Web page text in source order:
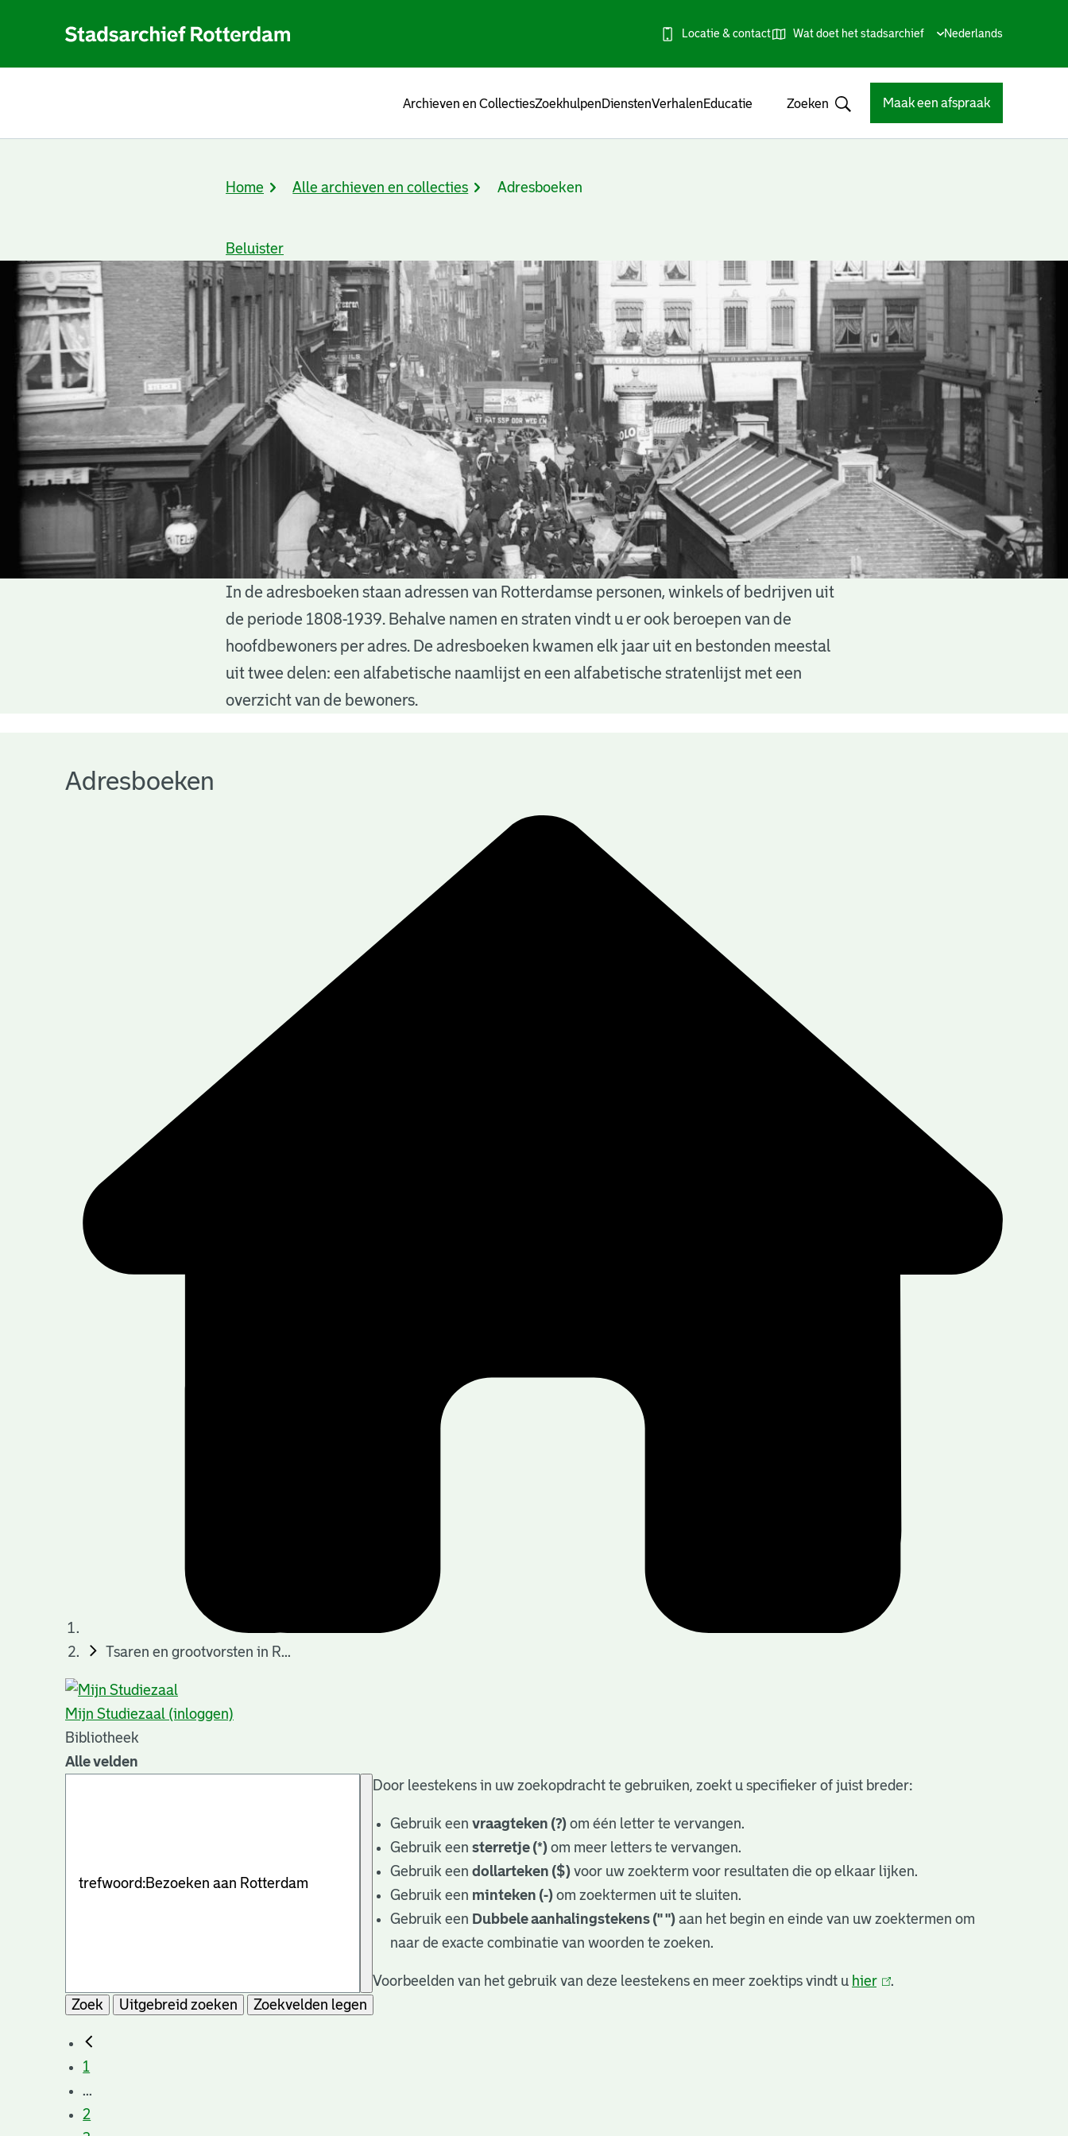
Locatie & contact Wat doet het stadsarchief
Huidige
Nederlands
Archieven en CollectiesZoekhulpenDienstenVerhalenEducatie Zoeken Maak een afspraak
Kruimelpad
Home Alle archieven en collecties Adresboeken
Beluister
AdresboekenIn de adresboeken staan adressen van Rotterdamse personen, winkels of bedrijven uit
de periode 1808-1939. Behalve namen en straten vindt u er ook beroepen van de
hoofdbewoners per adres. De adresboeken kwamen elk jaar uit en bestonden meestal
uit twee delen: een alfabetische naamlijst en een alfabetische stratenlijst met een
overzicht van de bewoners.
Adresboeken
Tsaren en grootvorsten in R...
Mijn Studiezaal (inloggen)
Bibliotheek
Alle velden
Door leestekens in uw zoekopdracht te gebruiken, zoekt u specifieker of juist breder:
Gebruik eenvraagteken (?) om één letter te vervangen.
Gebruik eensterretje (*) om meer letters te vervangen.
Gebruik eendollarteken ($) voor uw zoekterm voor resultaten die op elkaar lijken.
Gebruik een minteken (-) om zoektermen uit te sluiten.
Gebruik een Dubbele aanhalingstekens (" ") aan het begin en einde van uw zoektermen om
naar de exacte combinatie van woorden te zoeken.
Voorbeelden van het gebruik van deze leestekens en meer zoektips vindt u hier(link
.
Zoek
Uitgebreid zoeken Zoekvelden legen
1
...
2